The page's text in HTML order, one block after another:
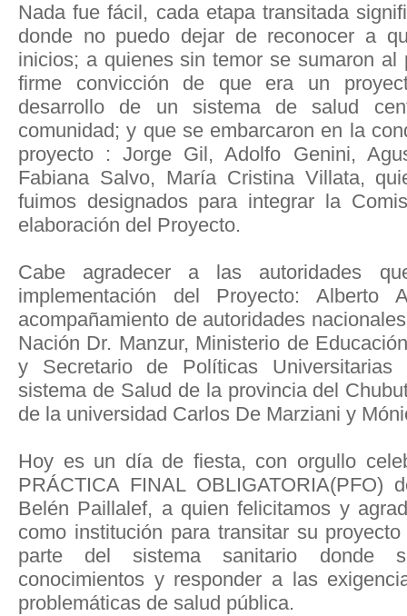
Nada fue fácil, cada etapa transitada
donde no puedo dejar de reconocer a
inicios; a quienes sin temor se sumaron
firme convicción de que era un
desarrollo de un sistema de salud
comunidad; y que se embarcaron en la
proyecto : Jorge Gil, Adolfo Genini,
Fabiana Salvo, María Cristina Villata,
fuimos designados para integrar la
elaboración del Proyecto.
Cabe agradecer a las autoridades
implementación del Proyecto:
acompañamiento de autoridades
Nación Dr. Manzur, Ministerio de
y Secretario de Políticas
sistema de Salud de la provincia del
de la universidad Carlos De Marziani y
Hoy es un día de fiesta, con orgullo
PRÁCTICA FINAL OBLIGATORIA(PFO)
Belén Paillalef, a quien felicitamos y
como institución para transitar su
parte del sistema sanitario donde
conocimientos y responder a las
problemáticas de salud pública.